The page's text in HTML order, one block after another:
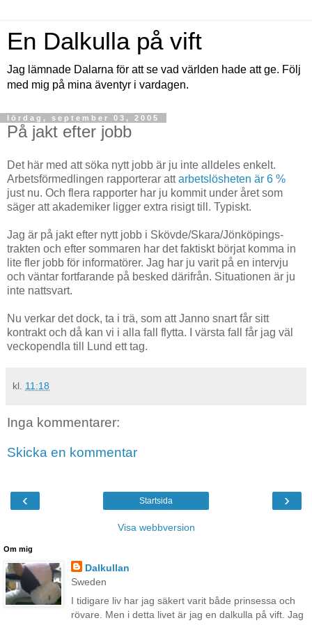
En Dalkulla på vift
Jag lämnade Dalarna för att se vad världen hade att ge. Följ
med mig på mina äventyr i vardagen.
lördag, september 03, 2005
På jakt efter jobb
Det här med att söka nytt jobb är ju inte alldeles enkelt.
Arbetsförmedlingen rapporterar attarbetslösheten är 6 %
just nu. Och flera rapporter har ju kommit under året som
säger att akademiker ligger extra risigt till. Typiskt.
Jag är på jakt efter nytt jobb i Skövde/Skara/Jönköpings-
trakten och efter sommaren har det faktiskt börjat komma in
lite fler jobb för informatörer. Jag har ju varit på en intervju
och väntar fortfarande på besked därifrån. Situationen är ju
inte nattsvart.
Nu verkar det dock, ta i trä, som att Janno snart får sitt
kontrakt och då kan vi i alla fall flytta. I värsta fall får jag väl
veckopendla till Lund ett tag.
kl. 11:18
Inga kommentarer:
Skicka en kommentar
‹ ›
Startsida
Visa webbversion
Om mig
Dalkullan
Sweden
I tidigare liv har jag säkert varit både prinsessa och
rövare. Men i detta livet är jag en dalkulla på vift. Jag